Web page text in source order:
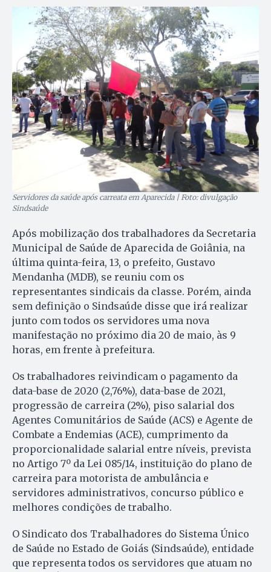
Servidores da saúde após carreata em Aparecida | Foto: divulgação
Sindsaúde
Após mobilização dos trabalhadores da Secretaria
Municipal de Saúde de Aparecida de Goiânia, na
última quinta-feira, 13, o prefeito, Gustavo
Mendanha (MDB), se reuniu com os
representantes sindicais da classe. Porém, ainda
sem definição o Sindsaúde disse que irá realizar
junto com todos os servidores uma nova
manifestação no próximo dia 20 de maio, às 9
horas, em frente à prefeitura.
Os trabalhadores reivindicam o pagamento da
data-base de 2020 (2,76%), data-base de 2021,
progressão de carreira (2%), piso salarial dos
Agentes Comunitários de Saúde (ACS) e Agente de
Combate a Endemias (ACE), cumprimento da
proporcionalidade salarial entre níveis, prevista
no Artigo 7º da Lei 085/14, instituição do plano de
carreira para motorista de ambulância e
servidores administrativos, concurso público e
melhores condições de trabalho.
O Sindicato dos Trabalhadores do Sistema Único
de Saúde no Estado de Goiás (Sindsaúde), entidade
que representa todos os servidores que atuam no